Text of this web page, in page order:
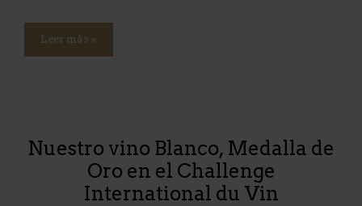
Leer más »
Nuestro vino Blanco, Medalla de
Oro en el Challenge
International du Vin